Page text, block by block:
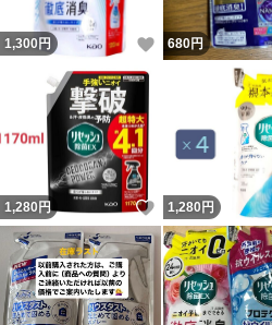
1,300 円 いいね！
680円
1,280 円 いいね！
1,280 円